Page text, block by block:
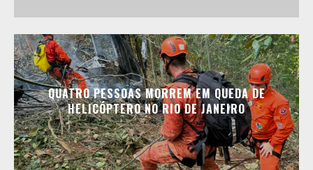
QUATRO PESSOAS MORREM EM QUEDA DE
HELICÓPTERO NO RIO DE JANEIRO